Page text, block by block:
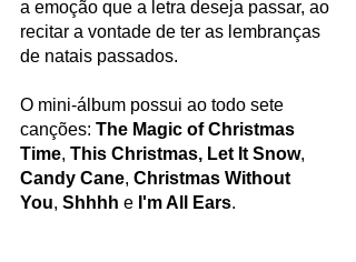
a emoção que a letra deseja passar, ao
recitar a vontade de ter as lembranças
de natais passados.
O mini-álbum possui ao todo sete
canções: The Magic of Christmas
Time, This Christmas, Let It Snow,
Candy Cane, Christmas Without
You, Shhhh e I'm All Ears.